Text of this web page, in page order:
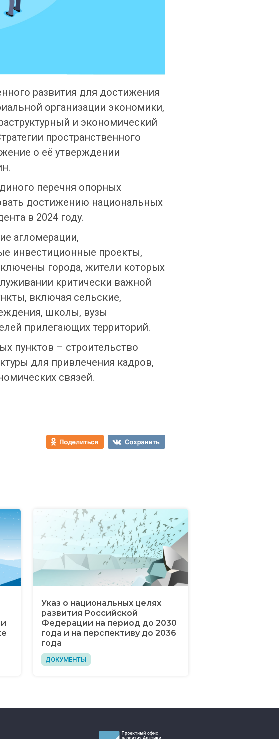
развития для достижения
организации экономики,
и экономический
пространственного
о её утверждении
перечня опорных
достижению национальных
в 2024 году.
агломерации,
инвестиционные проекты,
города, жители которых
критически важной
включая сельские,
школы, вузы
прилегающих территорий.
пунктов – строительство
для привлечения кадров,
связей.
Указ о национальных целях
развития Российской
Федерации на период до 2030
года и на перспективу до 2036
года
ДОКУМЕНТЫ